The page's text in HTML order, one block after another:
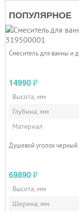
ПОПУЛЯРНОЕ
Смеситель для ванны и
14990₽
Высота, мм
Глубина, мм
Материал
Душевой уголок
69890₽
Высота, мм
Ширина, мм